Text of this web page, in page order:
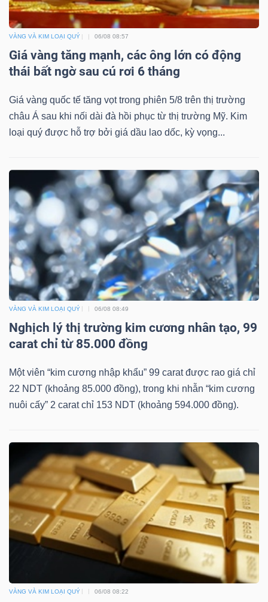
VÀNG VÀ KIM LOẠI QUÝ 06/08 08:57
Giá vàng tăng mạnh, các ông lớn có động
thái bất ngờ sau cú rơi 6 tháng
Giá vàng quốc tế tăng vọt trong phiên 5/8 trên thị trường
châu Á sau khi nối dài đà hồi phục từ thị trường Mỹ. Kim
loại quý được hỗ trợ bởi giá dầu lao dốc, kỳ vọng...
VÀNG VÀ KIM LOẠI QUÝ 06/08 08:49
Nghịch lý thị trường kim cương nhân tạo, 99
carat chỉ từ 85.000 đồng
Một viên “kim cương nhập khẩu” 99 carat được rao giá chỉ
22 NDT (khoảng 85.000 đồng), trong khi nhẫn “kim cương
nuôi cấy” 2 carat chỉ 153 NDT (khoảng 594.000 đồng).
VÀNG VÀ KIM LOẠI QUÝ 06/08 08:22